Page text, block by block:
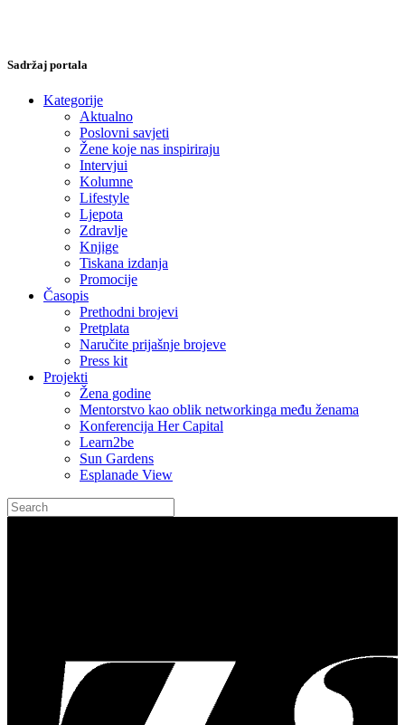
Sadržaj portala
Kategorije
Aktualno
Poslovni savjeti
Žene koje nas inspiriraju
Intervjui
Kolumne
Lifestyle
Ljepota
Zdravlje
Knjige
Tiskana izdanja
Promocije
Časopis
Prethodni brojevi
Pretplata
Naručite prijašnje brojeve
Press kit
Projekti
Žena godine
Mentorstvo kao oblik networkinga među ženama
Konferencija Her Capital
Learn2be
Sun Gardens
Esplanade View